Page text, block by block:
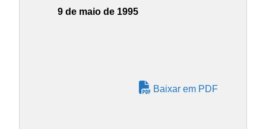
9 de maio de 1995
Baixar em PDF